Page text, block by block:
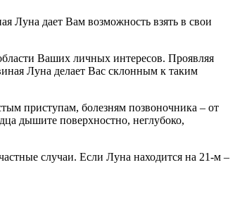
Луна дает Вам возможность взять в свои
Ваших личных интересов. Проявляя
Луна делает Вас склонным к таким
приступам, болезням позвоночника – от
дышите поверхностно, неглубоко,
случаи. Если Луна находится на 21-м –